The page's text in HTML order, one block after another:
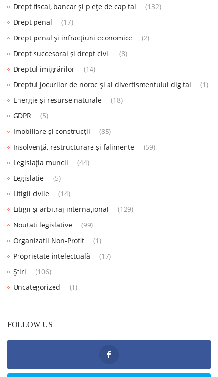
Drept fiscal, bancar și piețe de capital
(132)
Drept penal
(17)
Drept penal și infracțiuni economice
(2)
Drept succesoral și drept civil
(8)
Dreptul imigrărilor
(14)
Dreptul jocurilor de noroc și al divertismentului digital
(1)
Energie și resurse naturale
(18)
GDPR
(5)
Imobiliare și construcții
(85)
Insolvență, restructurare și falimente
(59)
Legislația muncii
(44)
Legislatie
(5)
Litigii civile
(14)
Litigii și arbitraj internațional
(129)
Noutati legislative
(99)
Organizatii Non-Profit
(1)
Proprietate intelectuală
(17)
Știri
(106)
Uncategorized
(1)
FOLLOW US